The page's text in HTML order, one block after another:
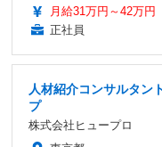
月給31万円～42万円
正社員
人材紹介コンサルタン
プ
株式会社ヒュープロ